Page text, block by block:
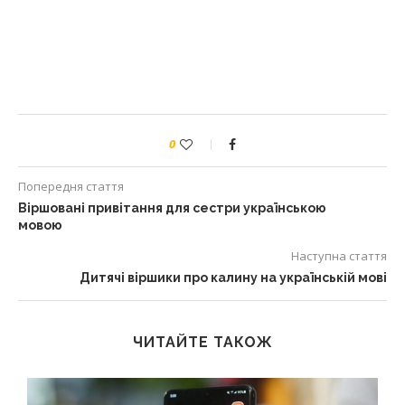
0
Попередня стаття
Віршовані привітання для сестри українською
мовою
Наступна стаття
Дитячі віршики про калину на українській мові
ЧИТАЙТЕ ТАКОЖ